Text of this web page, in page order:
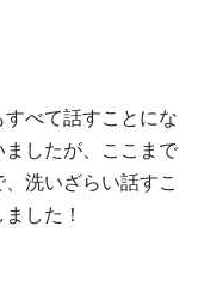
べて話すことにな
ましたが、ここまで
洗いざらい話すこ
した！